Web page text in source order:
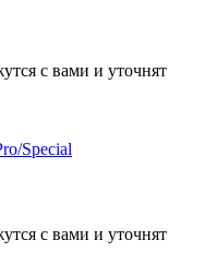
с вами и уточнят
Special
с вами и уточнят